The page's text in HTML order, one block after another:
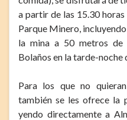
a partir de las 15.30
Parque Minero,
la mina a 50 metros de
Bolaños en la tarde-noche
Para los que no
también se les ofrece la
yendo directamente a